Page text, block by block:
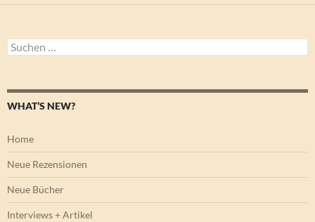
Suchen
nach:
WHAT’S NEW?
Home
Neue Rezensionen
Neue Bücher
Interviews + Artikel